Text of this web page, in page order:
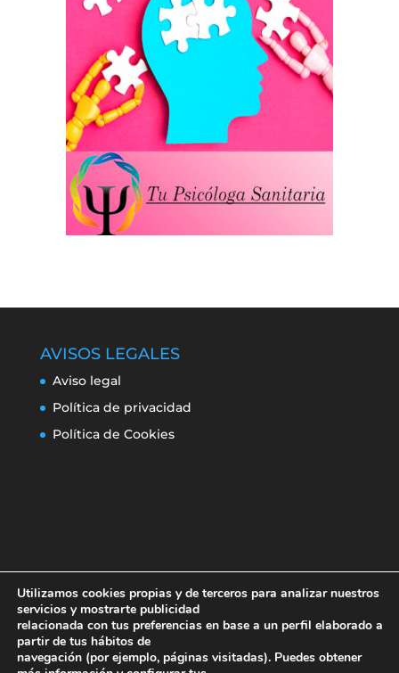
AVISOS LEGALES
Aviso legal
Política de privacidad
Política de Cookies
Aviso legal
Política de privacidad
Utilizamos cookies propias y de terceros para analizar nuestros
servicios y mostrarte publicidad
relacionada con tus preferencias en base a un perfil elaborado a
partir de tus hábitos de
navegación (por ejemplo, páginas visitadas). Puedes obtener